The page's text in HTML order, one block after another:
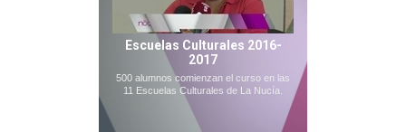
Escuelas Culturales 2016-
2017
500 alumnos comienzan el curso en las
11 Escuelas Culturales de La Nucía.